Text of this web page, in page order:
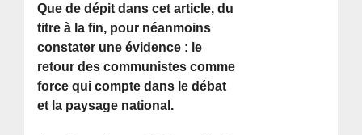
Que de dépit dans cet article, du
titre à la fin, pour néanmoins
constater une évidence : le
retour des communistes comme
force qui compte dans le débat
et la paysage national.